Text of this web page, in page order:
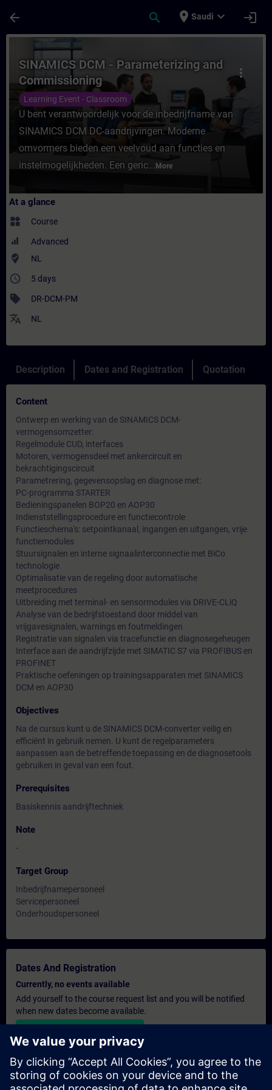
arrow_back search place Saudi expand_more login
Course - SINAMICS DCM -
more_vert
SINAMICS DCM - Parameterizing and
Commissioning
Learning Event - Classroom
U bent verantwoordelijk voor de inbedrijfname van
SINAMICS DCM DC-aandrijvingen. Moderne
omvormers bieden een veelvoud aan functies en
instelmogelijkheden. Een geric... More
At a glance
widgets Course
Advanced
where_to_vote NL
access_time 5 days
sell DR-DCM-PM
translate NL
Description Dates and Registration Quotation
Content
Ontwerp en werking van de SINAMICS DCM-
vermogensomzetter:
Regelmodule CUD, interfaces
Motoren, vermogensdeel met ankercircuit en
bekrachtigingscircuit
Parametrering, gegevensopslag en diagnose met:
PC-programma STARTER
Bedieningspanelen BOP20 en AOP30
Indienststellingsprocedure en functiecontrole
Functieschema's: setpointkanaal, ingangen en uitgangen, vrije
functiemodules
Stuursignalen en interne signaalinterconnectie met BiCo
technologie
Optimalisatie van de regeling door automatische
meetprocedures
Uitbreiding met terminal- en sensormodules via DRIVE-CLiQ
Analyse van de bedrijfstoestand door middel van
vrijgavesignalen, warnings en foutmeldingen
Registratie van signalen via tracefunctie en diagnosegeheugen
Interface aan de aandrijfzijde met SIMATIC S7 via PROFIBUS en
PROFINET
Praktische oefeningen op trainingsapparaten met SINAMICS
DCM en AOP30
Objectives
Na de cursus kunt u de SINAMICS DCM-converter veilig en
efficiënt in gebruik nemen. U kunt de regelparameters
aanpassen aan de betreffende toepassing en de diagnosetools
gebruiken in geval van een fout.
Prerequisites
Basiskennis aandrijftechniek
Note
-
Target Group
Inbedrijfnamepersoneel
Servicepersoneel
Onderhoudspersoneel
Dates And Registration
Currently, no events available
Add yourself to the course request list and you will be notified
when new dates become available.
Personalised Quotation